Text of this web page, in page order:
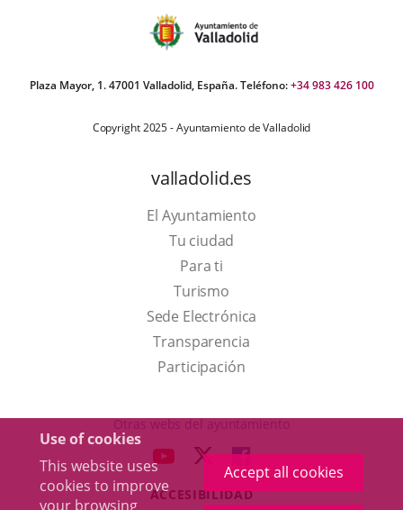
Use of cookies
This website uses
cookies to improve
your browsing
Accept all cookies
Plaza Mayor, 1. 47001 Valladolid, España. Teléfono:+34 983 426 100
Copyright 2025 - Ayuntamiento de Valladolid
valladolid.es
El Ayuntamiento
Tu ciudad
Para ti
TurismoThis
link
will
open
a
up
window.
Sede Electrónica
Transparencia
Participación
Otras webs del ayuntamiento
LINK
EXTERNAL
LINK
TO
EXTERNAL
LINK
TO
EXTERNAL
ACCESIBILIDAD